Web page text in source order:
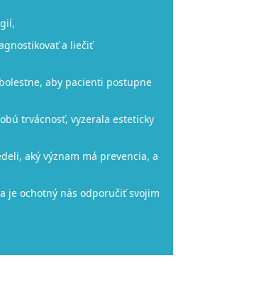
a liečiť
aby pacienti postupne
trvácnosť, vyzerala esteticky
aký význam má prevencia, a
je ochotný nás odporučiť svojim